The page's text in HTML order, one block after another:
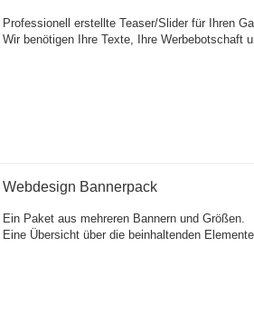
Professionell erstellte Teaser/Slider für Ihren
Wir benötigen Ihre Texte, Ihre Werbebotschaft
Webdesign Bannerpack
Ein Paket aus mehreren Bannern und Größen.
Eine Übersicht über die beinhaltenden